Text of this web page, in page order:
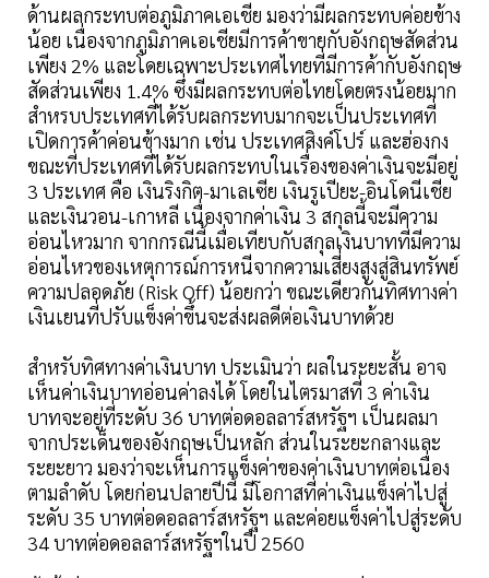
ด้านผลกระทบต่อภูมิภาคเอเชีย มองว่ามีผลกระทบค่อยข้าง
น้อย เนื่องจากภูมิภาคเอเชียมีการค้าขายกับอังกฤษสัดส่วน
เพียง 2% และโดยเฉพาะประเทศไทยที่มีการค้ากับอังกฤษ
สัดส่วนเพียง 1.4% ซึ่งมีผลกระทบต่อไทยโดยตรงน้อยมาก
สำหรบประเทศที่ได้รับผลกระทบมากจะเป็นประเทศที่
เปิดการค้าค่อนข้างมาก เช่น ประเทศสิงค์โปร์ และฮ่องกง
ขณะที่ประเทศที่ได้รับผลกระทบในเรื่องของค่าเงินจะมีอยู่
3 ประเทศ คือ เงินริงกิต-มาเลเซีย เงินรูเปียะ-อินโดนีเชีย
และเงินวอน-เกาหลี เนื่องจากค่าเงิน 3 สกุลนี้จะมีความ
อ่อนไหวมาก จากกรณีนี้เมื่อเทียบกับสกุลเงินบาทที่มีความ
อ่อนไหวของเหตุการณ์การหนีจากความเสี่ยงสูงสู่สินทรัพย์
ความปลอดภัย (Risk Off) น้อยกว่า ขณะเดียวกันทิศทางค่า
เงินเยนที่ปรับแข็งค่าขึ้นจะส่งผลดีต่อเงินบาทด้วย
สำหรับทิศทางค่าเงินบาท ประเมินว่า ผลในระยะสั้น อาจ
เห็นค่าเงินบาทอ่อนค่าลงได้ โดยในไตรมาสที่ 3 ค่าเงิน
บาทจะอยู่ที่ระดับ 36 บาทต่อดอลลาร์สหรัฐฯ เป็นผลมา
จากประเด็นของอังกฤษเป็นหลัก ส่วนในระยะกลางและ
ระยะยาว มองว่าจะเห็นการแข็งค่าของค่าเงินบาทต่อเนื่อง
ตามลำดับ โดยก่อนปลายปีนี้ มีโอกาสที่ค่าเงินแข็งค่าไปสู่
ระดับ 35 บาทต่อดอลลาร์สหรัฐฯ และค่อยแข็งค่าไปสู่ระดับ
34 บาทต่อดอลลาร์สหรัฐฯในปี 2560